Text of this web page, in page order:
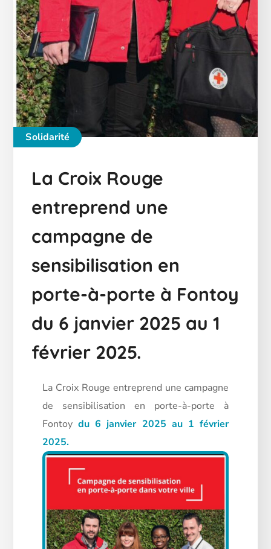
Solidarité
La Croix Rouge
entreprend une
campagne de
sensibilisation en
porte-à-porte à Fontoy
du 6 janvier 2025 au 1
février 2025.
La Croix Rouge entreprend une campagne
de sensibilisation en porte-à-porte à
Fontoy du 6 janvier 2025 au 1 février
2025.